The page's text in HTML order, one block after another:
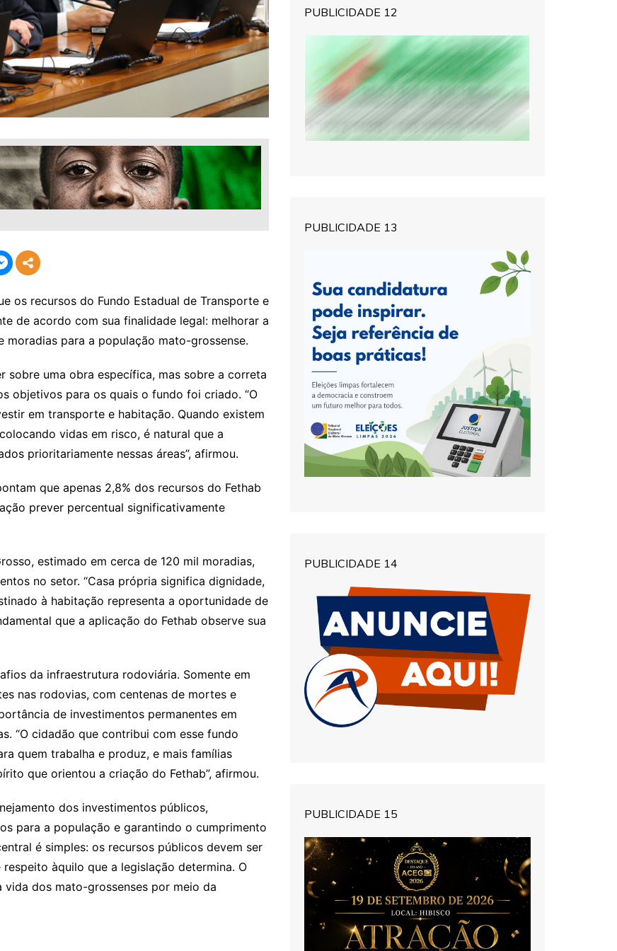
os recursos do Fundo Estadual de Transporte e
de acordo com sua finalidade legal: melhorar a
para a população mato-grossense.
sobre uma obra específica, mas sobre a correta
objetivos para os quais o fundo foi criado. “O
em transporte e habitação. Quando existem
vidas em risco, é natural que a
prioritariamente nessas áreas”, afirmou.
que apenas 2,8% dos recursos do Fethab
prever percentual significativamente
estimado em cerca de 120 mil moradias,
no setor. “Casa própria significa dignidade,
à habitação representa a oportunidade de
que a aplicação do Fethab observe sua
da infraestrutura rodoviária. Somente em
nas rodovias, com centenas de mortes e
de investimentos permanentes em
“O cidadão que contribui com esse fundo
quem trabalha e produz, e mais famílias
que orientou a criação do Fethab”, afirmou.
dos investimentos públicos,
para a população e garantindo o cumprimento
é simples: os recursos públicos devem ser
àquilo que a legislação determina. O
vida dos mato-grossenses por meio da
PUBLICIDADE 12
PUBLICIDADE 13
PUBLICIDADE 14
PUBLICIDADE 15